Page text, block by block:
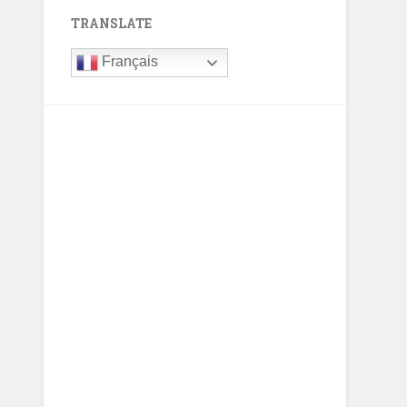
TRANSLATE
Français